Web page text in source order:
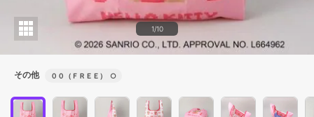
1/10
その他 ００（ＦＲＥＥ） ○